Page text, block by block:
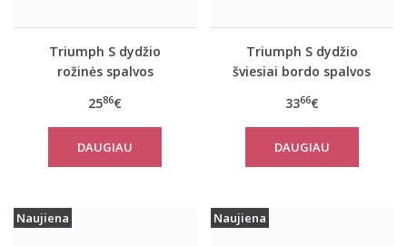
Triumph S dydžio
rožinės spalvos
marškinėliai women
move FLEX Tank
2586€
DAUGIAU
Triumph S dydžio
šviesiai bordo spalvos
marškinėliai women
move FLOW Tank Top
3366€
DAUGIAU
Naujiena Naujiena